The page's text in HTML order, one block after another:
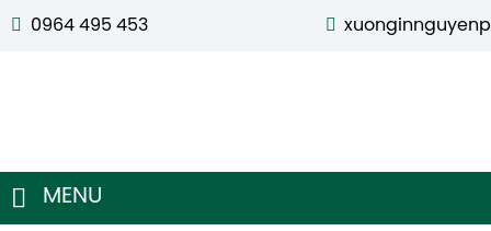
0964 495 453
MENU